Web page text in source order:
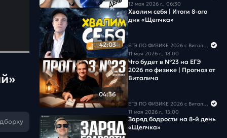
12 мая 2026 г., 06:30
42:03
Хвалим себя | Итоги 8-ого
дня «Щелчка»
ЕГЭ ПО ФИЗИКЕ 2026 с Виталичем
11 мая 2026 г., 18:00
04:36
Что будет в №23 на ЕГЭ
2026 по физике | Прогноз от
Виталича
ЕГЭ ПО ФИЗИКЕ 2026 с Виталичем
11 мая 2026 г., 15:00
Заряд бодрости на 8-й день
«Щелчка»